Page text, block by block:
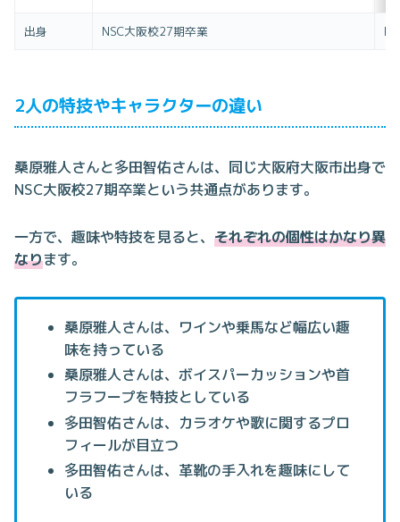
出身 NSC大阪校27期卒業
2人の特技やキャラクターの違い
桑原雅人さんと多田智佑さんは、同じ大阪府大阪市出身で
NSC大阪校27期卒業という共通点があります。
一方で、趣味や特技を見ると、 それぞれの個性はかなり異
なります。
桑原雅人さんは、ワインや乗馬など幅広い趣
味を持っている
桑原雅人さんは、ボイスパーカッションや首
フラフープを特技としている
多田智佑さんは、カラオケや歌に関するプロ
フィールが目立つ
多田智佑さんは、革靴の手入れを趣味にして
いる